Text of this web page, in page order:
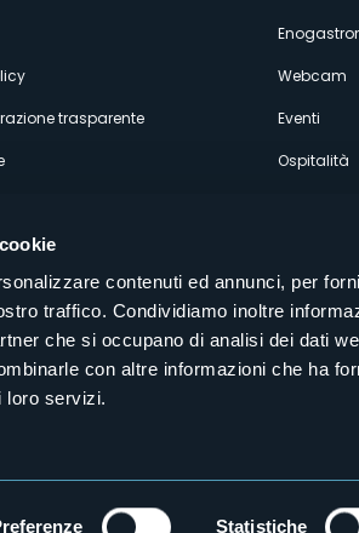
contenuti ed annunci, per
traffico. Condividiamo inoltre
che si occupano di analisi dei dati
con altre informazioni che ha
loro servizi.
Statistiche
trasparente
Webcam
Eventi
Ospitalità
Seguici